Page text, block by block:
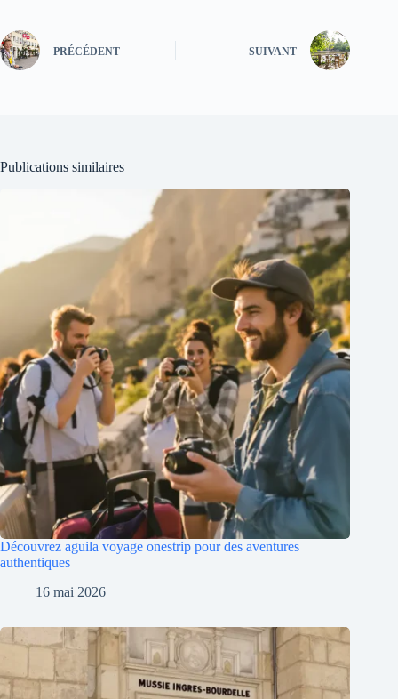
PRÉCÉDENT SUIVANT
Publications similaires
Découvrez aguila voyage onestrip pour des aventures
authentiques
16 mai 2026